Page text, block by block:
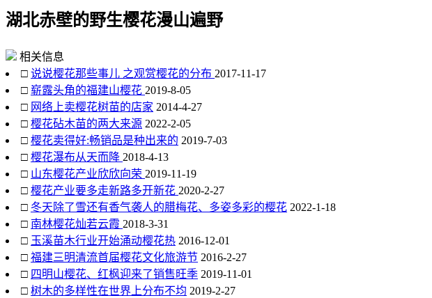
湖北赤壁的野生樱花漫山遍野
相关信息
□ 说说樱花那些事儿 之观赏樱花的分布 2017-11-17
□ 崭露头角的福建山樱花 2019-8-05
□ 网络上卖樱花树苗的店家 2014-4-27
□ 樱花砧木苗的两大来源 2022-2-05
□ 樱花卖得好:畅销品是种出来的 2019-7-03
□ 樱花瀑布从天而降 2018-4-13
□ 山东樱花产业欣欣向荣 2019-11-19
□ 樱花产业要多走新路多开新花 2020-2-27
□ 冬天除了雪还有香气袭人的腊梅花、多姿多彩的樱花 2022-1-18
□ 南林樱花灿若云霞 2018-3-31
□ 玉溪苗木行业开始涌动樱花热 2016-12-01
□ 福建三明清流首届樱花文化旅游节 2016-2-27
□ 四明山樱花、红枫迎来了销售旺季 2019-11-01
□ 树木的多样性在世界上分布不均 2019-2-27